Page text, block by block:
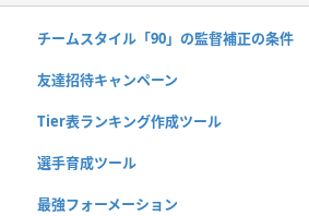
チームスタイル「90」の監督補正の条件
友達招待キャンペーン
Tier表ランキング作成ツール
選手育成ツール
最強フォーメーション